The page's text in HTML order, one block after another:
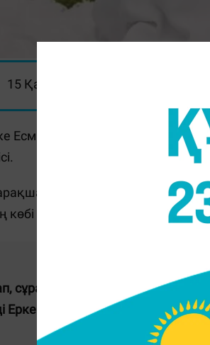
15 Қазан 2022, 12:20
Есмахан жеке өмірі туралы
сұрақ-жауап айдарын
оның сүйіктісі бар-жоғын
сұрақтар жауды ғой. Иә,
Ерке.